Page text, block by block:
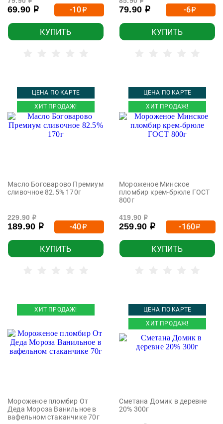
69.90 р -10р
КУПИТЬ
79.90 р -6р
КУПИТЬ
ЦЕНА ПО КАРТЕ
ХИТ ПРОДАЖ!
Масло Боговарово Премиум
сливочное 82.5% 170г
229.90 р
189.90 р -40р
КУПИТЬ
ЦЕНА ПО КАРТЕ
ХИТ ПРОДАЖ!
Мороженое Минское
пломбир крем-брюле ГОСТ
800г
419.90 р
259.90 р -160р
КУПИТЬ
ХИТ ПРОДАЖ!
Мороженое пломбир От
Деда Мороза Ванильное в
вафельном стаканчике 70г
ЦЕНА ПО КАРТЕ
ХИТ ПРОДАЖ!
Сметана Домик в деревне
20% 300г